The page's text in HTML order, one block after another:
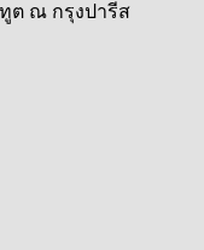
ต ณ กรุงปารีส